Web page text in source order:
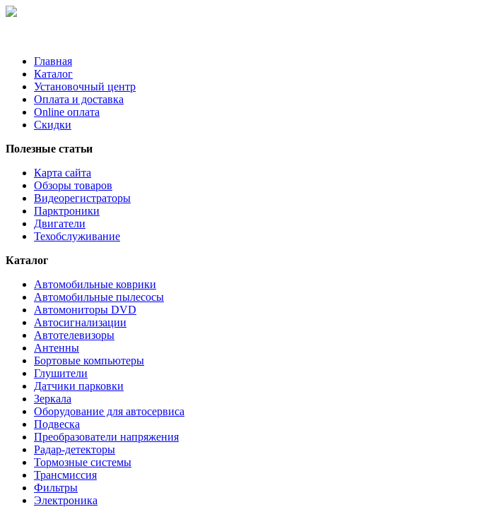
Главная
Каталог
Установочный центр
Оплата и доставка
Online оплата
Скидки
Полезные статьи
Карта сайта
Обзоры товаров
Видеорегистраторы
Парктроники
Двигатели
Техобслуживание
Каталог
Автомобильные коврики
Автомобильные пылесосы
Автомониторы DVD
Автосигнализации
Автотелевизоры
Антенны
Бортовые компьютеры
Глушители
Датчики парковки
Зеркала
Оборудование для автосервиса
Подвеска
Преобразователи напряжения
Радар-детекторы
Тормозные системы
Трансмиссия
Фильтры
Электроника